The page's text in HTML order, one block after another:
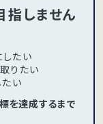
指しません
たい
りたい
い
を達成するまで